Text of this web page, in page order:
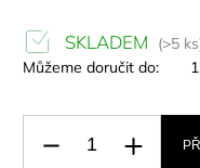
SKLADEM
(>5
Můžeme doručit do: